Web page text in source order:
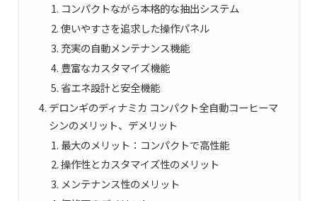
コンパクトながら本格的な抽出システム
使いやすさを追求した操作パネル
充実の自動メンテナンス機能
豊富なカスタマイズ機能
省エネ設計と安全機能
デロンギのディナミカ コンパクト全自動コーヒーマ
シンのメリット、デメリット
最大のメリット：コンパクトで高性能
操作性とカスタマイズ性のメリット
メンテナンス性のメリット